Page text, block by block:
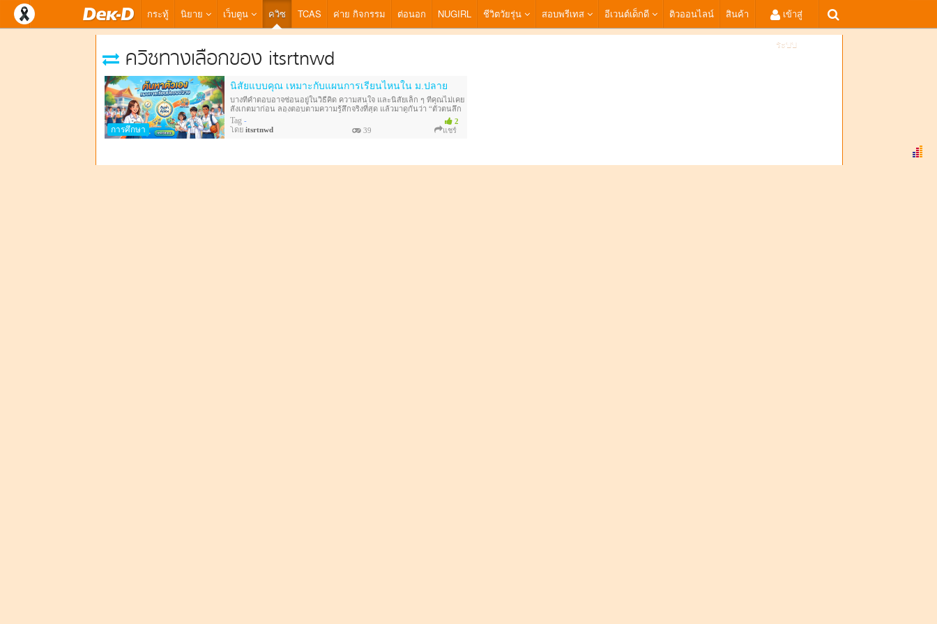
กระทู้ นิยาย เว็บตูน ควิซ TCAS ค่าย กิจกรรม ต่อนอก NUGIRL ชีวิตวัยรุ่น สอบพรีเทส อีเวนต์เด็กดี ติวออนไลน์ สินค้า เข้าสู่
ระบบ
ควิซทางเลือกของ itsrtnwd
การศึกษา
นิสัยแบบคุณ เหมาะกับแผนการเรียนไหนใน ม.ปลาย
2
บางทีคำตอบอาจซ่อนอยู่ในวิธีคิด ความสนใจ และนิสัยเล็ก ๆ ที่คุณไม่เคย
สังเกตมาก่อน ลองตอบตามความรู้สึกจริงที่สุด แล้วมาดูกันว่า “ตัวตนลึก
ๆ” ของคุณกำลังชี้ไปที่แผนการเรียนไหน
Tag -
โดย itsrtnwd 39 แชร์